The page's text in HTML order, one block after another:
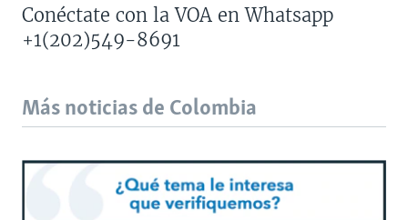
Conéctate con la VOA en Whatsapp
+1(202)549-8691
Más noticias de Colombia